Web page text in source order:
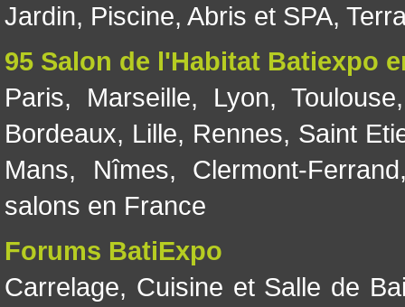
Jardin, Piscine, Abris et SPA,
95 Salon de l'Habitat Batiexpo
Paris, Marseille, Lyon, Toulouse
Bordeaux, Lille, Rennes, Saint
Mans, Nîmes, Clermont-Ferrand
salons en France
Forums BatiExpo
Carrelage, Cuisine et Salle de